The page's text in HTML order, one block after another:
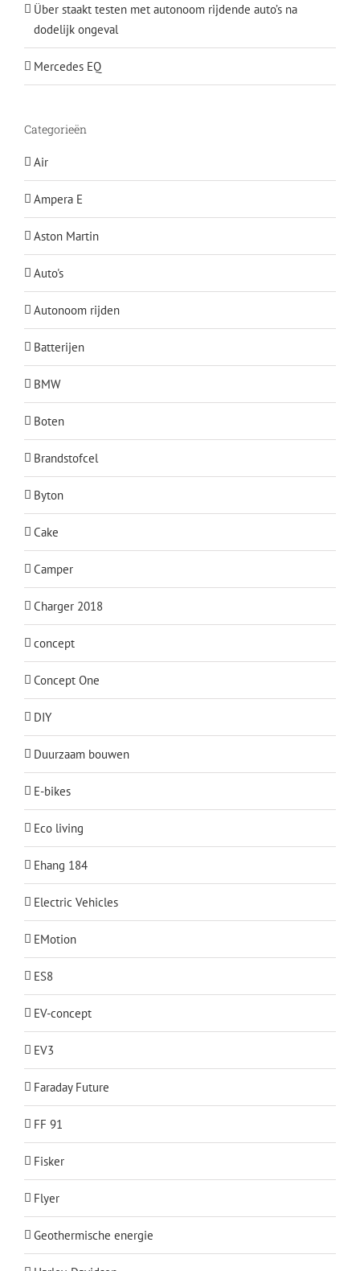
Über staakt testen met autonoom rijdende auto’s na
dodelijk ongeval
Mercedes EQ
Categorieën
Air
Ampera E
Aston Martin
Auto's
Autonoom rijden
Batterijen
BMW
Boten
Brandstofcel
Byton
Cake
Camper
Charger 2018
concept
Concept One
DIY
Duurzaam bouwen
E-bikes
Eco living
Ehang 184
Electric Vehicles
EMotion
ES8
EV-concept
EV3
Faraday Future
FF 91
Fisker
Flyer
Geothermische energie